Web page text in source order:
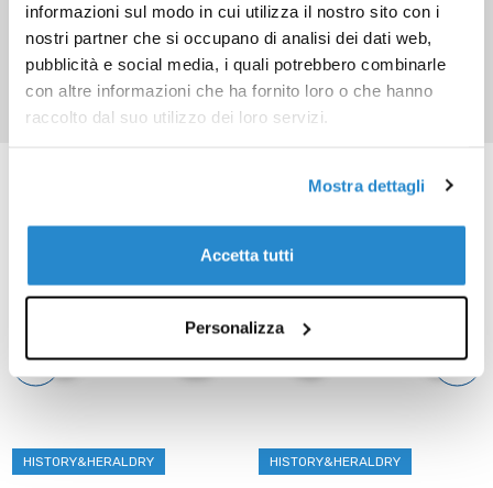
informazioni sul modo in cui utilizza il nostro sito con i
nostri partner che si occupano di analisi dei dati web,
pubblicità e social media, i quali potrebbero combinarle
con altre informazioni che ha fornito loro o che hanno
raccolto dal suo utilizzo dei loro servizi.
Mostra dettagli
Accetta tutti
Personalizza
HISTORY&HERALDRY HISTORY&HERALDRY